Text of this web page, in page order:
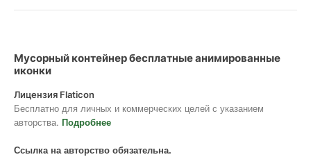
Мусорный контейнер бесплатные анимированные
иконки
Лицензия Flaticon
Бесплатно для личных и коммерческих целей с указанием
авторства. Подробнее
Ссылка на авторство обязательна.